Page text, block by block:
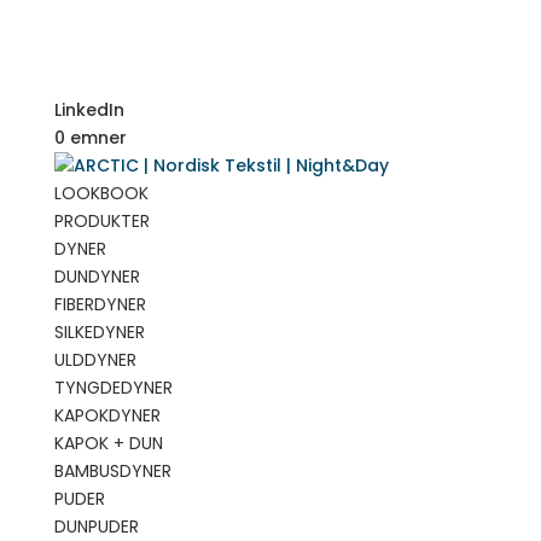
LinkedIn
0 emner
LOOKBOOK
PRODUKTER
DYNER
DUNDYNER
FIBERDYNER
SILKEDYNER
ULDDYNER
TYNGDEDYNER
KAPOKDYNER
KAPOK + DUN
BAMBUSDYNER
PUDER
DUNPUDER